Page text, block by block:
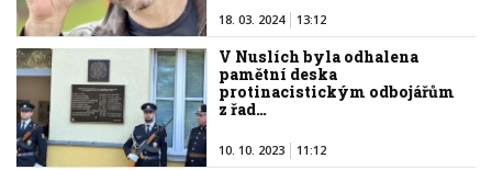
18. 03. 2024 13:12
V Nuslích byla odhalena
pamětní deska
protinacistickým odbojářům
z řad…
10. 10. 2023 11:12